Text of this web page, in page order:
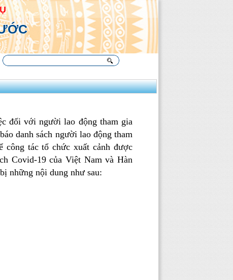
đối với người lao động tham gia
danh sách người lao động tham
công tác tổ chức xuất cảnh được
Covid-19 của Việt Nam và Hàn
những nội dung như sau: